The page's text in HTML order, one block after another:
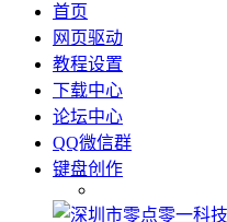
首页
网页驱动
教程设置
下载中心
论坛中心
QQ微信群
键盘创作